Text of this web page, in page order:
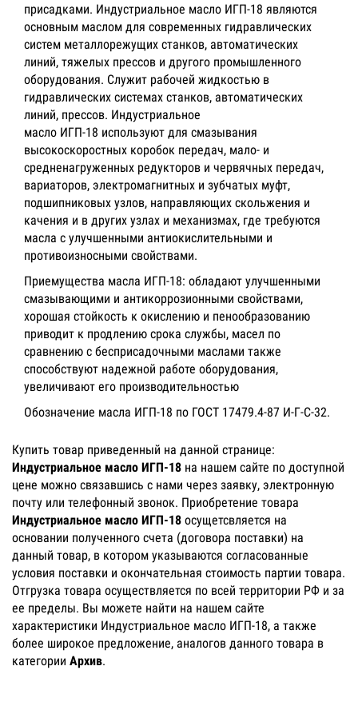
присадками. Индустриальное масло ИГП-18 являются
основным маслом для современных гидравлических
систем металлорежущих станков, автоматических
линий, тяжелых прессов и другого промышленного
оборудования. Служит рабочей жидкостью в
гидравлических системах станков, автоматических
линий, прессов. Индустриальное
масло ИГП-18 используют для смазывания
высокоскоростных коробок передач, мало- и
средненагруженных редукторов и червячных передач,
вариаторов, электромагнитных и зубчатых муфт,
подшипниковых узлов, направляющих скольжения и
качения и в других узлах и механизмах, где требуются
масла с улучшенными антиокислительными и
противоизносными свойствами.
Приемущества масла ИГП-18: обладают улучшенными
смазывающими и антикоррозионными свойствами,
хорошая стойкость к окислению и пенообразованию
приводит к продлению срока службы, масел по
сравнению с бесприсадочными маслами также
способствуют надежной работе оборудования,
увеличивают его производительностью
Обозначение масла ИГП-18 по ГОСТ 17479.4-87 И-Г-С-32.
Купить товар приведенный на данной странице:
Индустриальное масло ИГП-18 на нашем сайте по доступной
цене можно связавшись с нами через заявку, электронную
почту или телефонный звонок. Приобретение товара
Индустриальное масло ИГП-18 осущетсвляется на
основании полученного счета (договора поставки) на
данный товар, в котором указываются согласованные
условия поставки и окончательная стоимость партии товара.
Отгрузка товара осуществляется по всей территории РФ и за
ее пределы. Вы можете найти на нашем сайте
характеристики Индустриальное масло ИГП-18, а также
более широкое предложение, аналогов данного товара в
категории Архив.